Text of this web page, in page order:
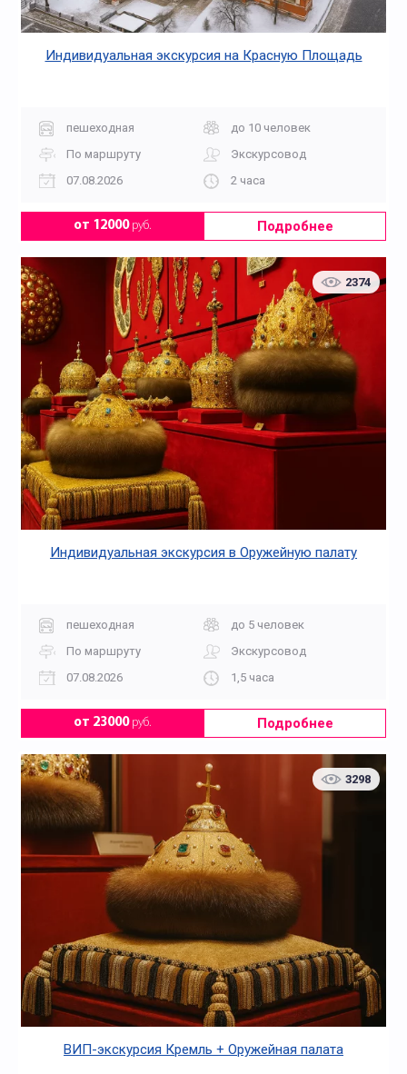
Индивидуальная экскурсия на Красную Площадь
пешеходная
до 10 человек
По маршруту
Экскурсовод
07.08.2026
2 часа
от 12000руб. Подробнее
2374
Индивидуальная экскурсия в Оружейную палату
пешеходная
до 5 человек
По маршруту
Экскурсовод
07.08.2026
1,5 часа
от 23000руб. Подробнее
3298
ВИП-экскурсия Кремль + Оружейная палата